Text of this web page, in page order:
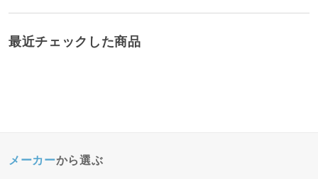
最近チェックした商品
メーカーから選ぶ